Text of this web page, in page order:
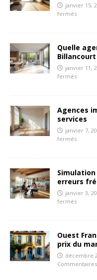
janvier 15,
fermés
Quelle
janvier 11,
fermés
Agences
services
janvier 7,
fermés
erreurs
janvier 3,
fermés
Ouest
prix du
décembre